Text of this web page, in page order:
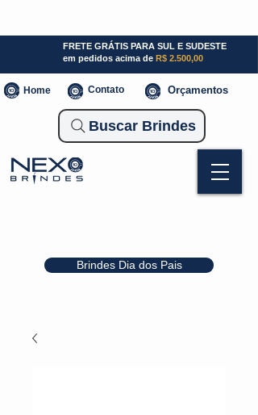
Brindes Dia dos Pais
FRETE GRÁTIS PARA SUL E SUDESTE
em pedidos acima de R$ 2.500,00
Home Contato Orçamentos
Buscar Brindes